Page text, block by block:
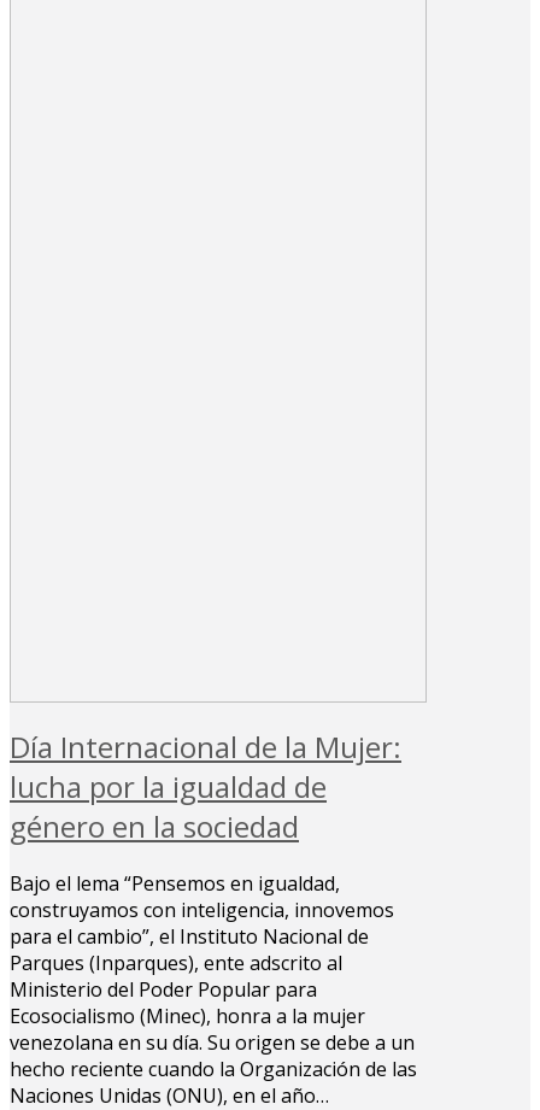
Día Internacional de la Mujer:
lucha por la igualdad de
género en la sociedad
Bajo el lema “Pensemos en igualdad,
construyamos con inteligencia, innovemos
para el cambio”, el Instituto Nacional de
Parques (Inparques), ente adscrito al
Ministerio del Poder Popular para
Ecosocialismo (Minec), honra a la mujer
venezolana en su día. Su origen se debe a un
hecho reciente cuando la Organización de las
Naciones Unidas (ONU), en el año…